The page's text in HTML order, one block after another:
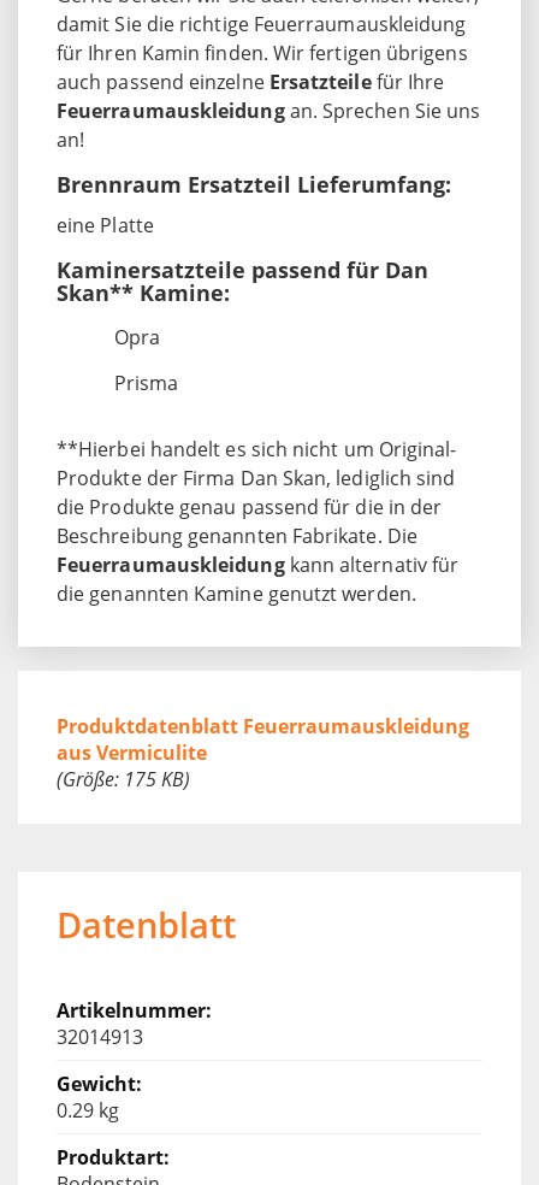
damit Sie die richtige Feuerraumauskleidung
für Ihren Kamin finden. Wir fertigen übrigens
auch passend einzelne Ersatzteilefür Ihre
Feuerraumauskleidungan. Sprechen Sie uns
an!
Brennraum Ersatzteil Lieferumfang:
eine Platte
Kaminersatzteile passend für Dan
Skan** Kamine:
Opra
Prisma
**Hierbei handelt es sich nicht um Original-
Produkte der Firma Dan Skan, lediglich sind
die Produkte genau passend für die in der
Beschreibung genannten Fabrikate. Die
Feuerraumauskleidungkann alternativ für
die genannten Kamine genutzt werden.
Produktdatenblatt Feuerraumauskleidung
aus Vermiculite
(Größe: 175 KB)
Datenblatt
32014913
0.29 kg